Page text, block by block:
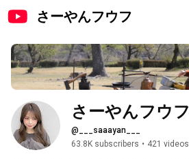
さーやんフウフ
さーやんフウフ
@___saaayan___
63.8K subscribers • 421 videos